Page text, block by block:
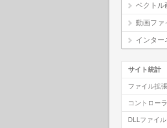
ベクトル
動画ファ
インター
サイト統計
ファイル拡
コントローラ
DLLファイル